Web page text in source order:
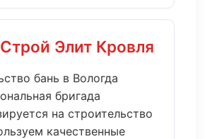
Элит Кровля
бань в Вологда
бригада
на строительство
качественные